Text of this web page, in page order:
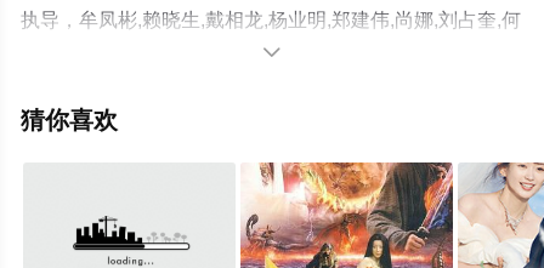
执导，牟凤彬,赖晓生,戴相龙,杨业明,郑建伟,尚娜,刘占奎,何
适,媛梦,崔长存,萨茹拉,梁酥酥,邰炀炀等演员精彩演绎的中
机免费观看高清未删减完整版电视剧全集就上星辰电影

猜你喜欢